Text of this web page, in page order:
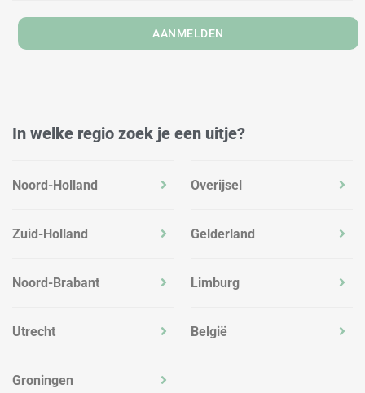
AANMELDEN
In welke regio zoek je een uitje?
Noord-Holland
Zuid-Holland
Noord-Brabant
Utrecht
Groningen
Overijsel
Gelderland
Limburg
België